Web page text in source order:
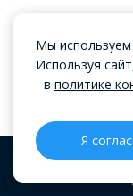
А вы что
Добавить
Мы используем
Используя
- в политике
Я